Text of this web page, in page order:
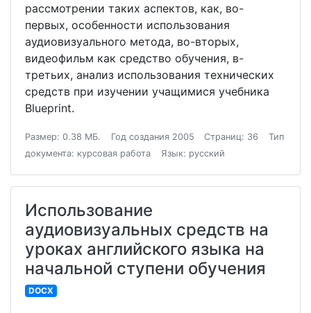
рассмотрении таких аспектов, как, во-
первых, особенности использования
аудиовизуального метода, во-вторых,
видеофильм как средство обучения, в-
третьих, анализ использования технических
средств при изучении учащимися учебника
Blueprint.
Размер: 0.38 МБ. Год создания 2005 Страниц: 36
Тип
документа: курсовая работа
Язык: русский
Использование
аудиовизуальных средств на
уроках английского языка на
начальной ступени обучения
DOCX